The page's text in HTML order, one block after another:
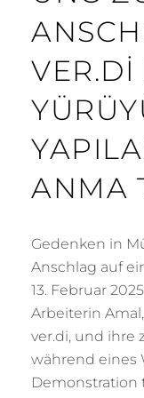
ANMA
Gedenken in
Anschlag auf
13. Februar
Arbeiterin
ver.di, und ihre
während eines
Demonstration